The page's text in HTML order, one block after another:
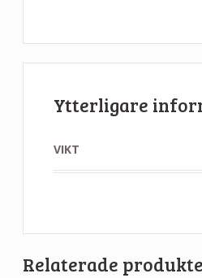
Ytterligare
VIKT
Relaterade